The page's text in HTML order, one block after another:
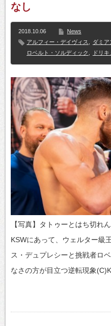
なし
2018.10.06
News
アルフィー・デイヴィス
ダミア
ロベルト・ソルディック
ドリ
【写真】タトゥーとはち切れ
KSWにあって、ウェルター級
ス・デュプレシーと挑戦者ロ
なさの方が目立つ逆転現象